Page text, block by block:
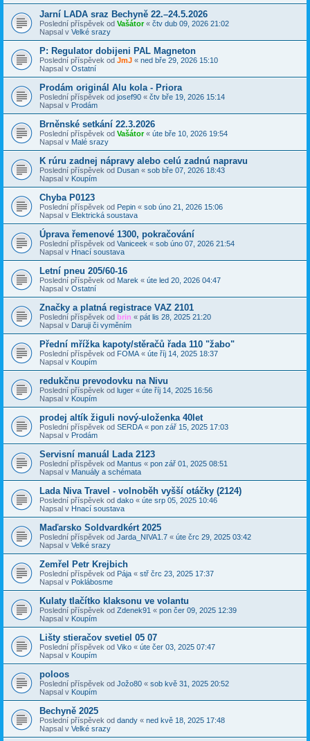
Jarní LADA sraz Bechyně 22.–24.5.2026
Poslední příspěvek od Vašátor« čtv dub 09, 2026 21:02
Napsal v Velké srazy
P: Regulator dobijeni PAL Magneton
Poslední příspěvek od JmJ « ned bře 29, 2026 15:10
Napsal v Ostatní
Prodám originál Alu kola - Priora
Poslední příspěvek od josef90 « čtv bře 19, 2026 15:14
Napsal v Prodám
Brněnské setkání 22.3.2026
Poslední příspěvek od Vašátor« úte bře 10, 2026 19:54
Napsal v Malé srazy
K rúru zadnej nápravy alebo celú zadnú napravu
Poslední příspěvek od Dusan « sob bře 07, 2026 18:43
Napsal v Koupím
Chyba P0123
Poslední příspěvek od Pepin « sob úno 21, 2026 15:06
Napsal v Elektrická soustava
Úprava řemenové 1300, pokračování
Poslední příspěvek od Vaniceek « sob úno 07, 2026 21:54
Napsal v Hnací soustava
Letní pneu 205/60-16
Poslední příspěvek od Marek « úte led 20, 2026 04:47
Napsal v Ostatní
Značky a platná registrace VAZ 2101
Poslední příspěvek od brin « pát lis 28, 2025 21:20
Napsal v Daruji či vyměním
Přední mřížka kapoty/stěračů řada 110 "žabo"
Poslední příspěvek od FOMA « úte říj 14, 2025 18:37
Napsal v Koupím
redukčnu prevodovku na Nivu
Poslední příspěvek od luger « úte říj 14, 2025 16:56
Napsal v Koupím
prodej altík žiguli nový-uloženka 40let
Poslední příspěvek od SERDA « pon zář 15, 2025 17:03
Napsal v Prodám
Servisní manuál Lada 2123
Poslední příspěvek od Mantus « pon zář 01, 2025 08:51
Napsal v Manuály a schémata
Lada Niva Travel - volnoběh vyšší otáčky (2124)
Poslední příspěvek od dako « úte srp 05, 2025 10:46
Napsal v Hnací soustava
Maďarsko Soldvardkért 2025
Poslední příspěvek od Jarda_NIVA1.7 « úte črc 29, 2025 03:42
Napsal v Velké srazy
Zemřel Petr Krejbich
Poslední příspěvek od Pája « stř črc 23, 2025 17:37
Napsal v Poklábosme
Kulaty tlačítko klaksonu ve volantu
Poslední příspěvek od Zdenek91 « pon čer 09, 2025 12:39
Napsal v Koupím
Lišty stieračov svetiel 05 07
Poslední příspěvek od Viko « úte čer 03, 2025 07:47
Napsal v Koupím
poloos
Poslední příspěvek od Jožo80 « sob kvě 31, 2025 20:52
Napsal v Koupím
Bechyně 2025
Poslední příspěvek od dandy « ned kvě 18, 2025 17:48
Napsal v Velké srazy